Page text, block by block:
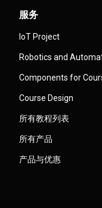
服务
IoT Project
Robotics and
Components for
Course Design
所有教程列表
所有产品
产品与优惠